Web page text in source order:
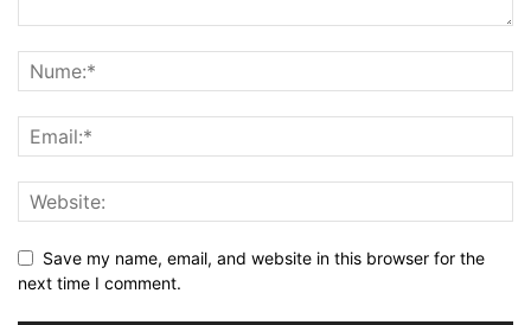
Save my name, email, and website in this browser for the
next time I comment.